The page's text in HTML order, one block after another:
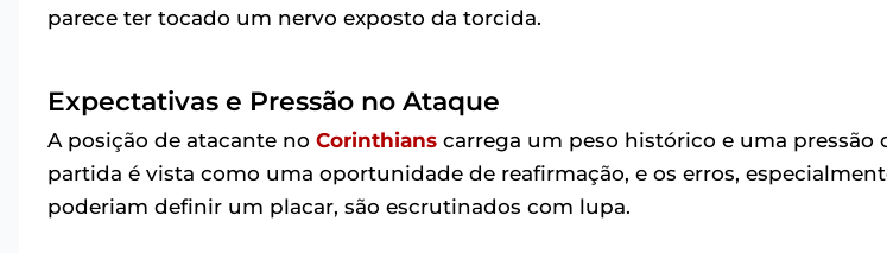
parece ter tocado um nervo exposto da torcida.
Expectativas e Pressão no Ataque
A posição de atacante no Corinthians carrega um peso histórico e uma pressão
partida é vista como uma oportunidade de reafirmação, e os erros,
poderiam definir um placar, são escrutinados com lupa.